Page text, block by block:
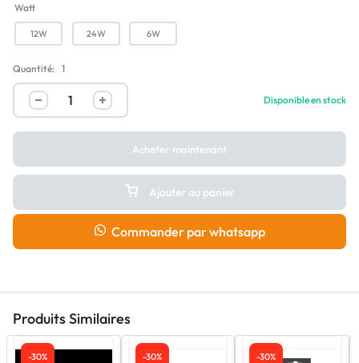
Watt
12W 24W 6W
Quantité: 1
Wemet
Serie
LED
Round
quantity
Disponible en stock
Ajouter au panier
Acheter maintenant
Commander par whatsapp
Produits Similaires
-30% -30% -30%